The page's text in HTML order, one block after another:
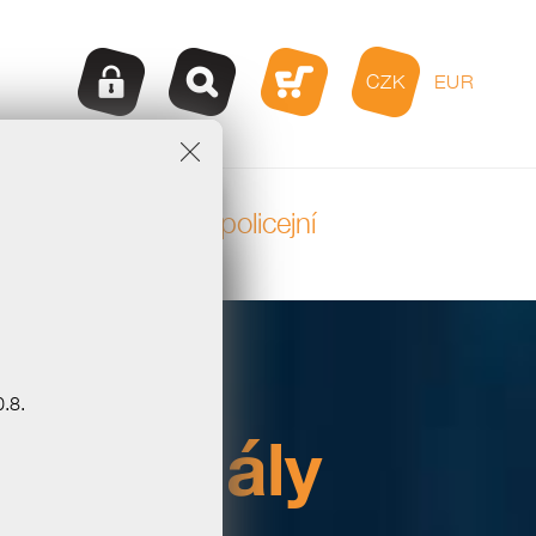
CZK EUR
Taktické a policejní